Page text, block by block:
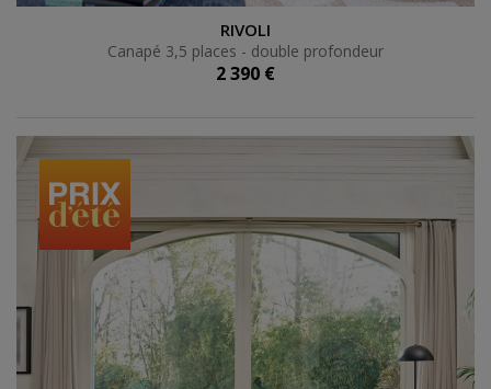
Canapé 3,5 places - double profondeur
RIVOLI
Canapé 3,5 places - double profondeur
2 390 €